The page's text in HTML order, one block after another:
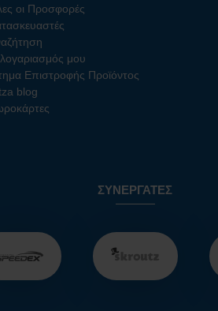
οι Προσφορές
μου
Επιστροφής Προϊόντος
blog
ΣΥΝΕΡΓΆΤΕΣ